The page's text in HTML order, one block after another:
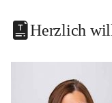
Herzlich